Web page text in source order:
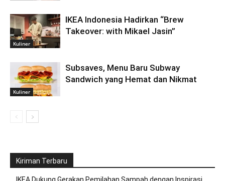
Kuliner
IKEA Indonesia Hadirkan “Brew
Takeover: with Mikael Jasin”
Kuliner
Subsaves, Menu Baru Subway
Sandwich yang Hemat dan Nikmat
Kiriman Terbaru
IKEA Dukung Gerakan Pemilahan Sampah dengan Inspirasi